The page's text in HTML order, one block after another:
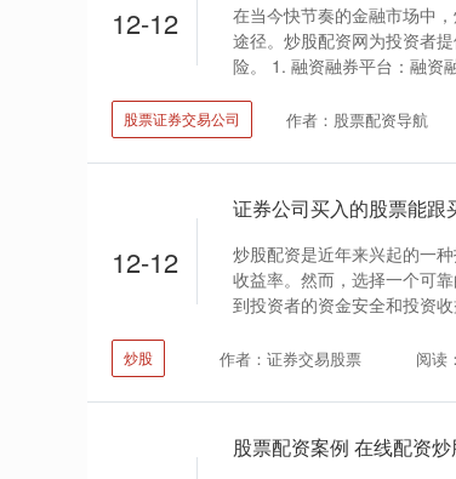
12-12
在当今快节奏的金融市场中
途径。炒股配资网为投资者
险。 1. 融资融券平台：融资
股票证券交易公司 作者：股票配资导航
12-12
炒股配资是近年来兴起的一
收益率。然而，选择一个可
到投资者的资金安全和投资
炒股 作者：证券交易股票 阅读
股票配资案例 在线配资